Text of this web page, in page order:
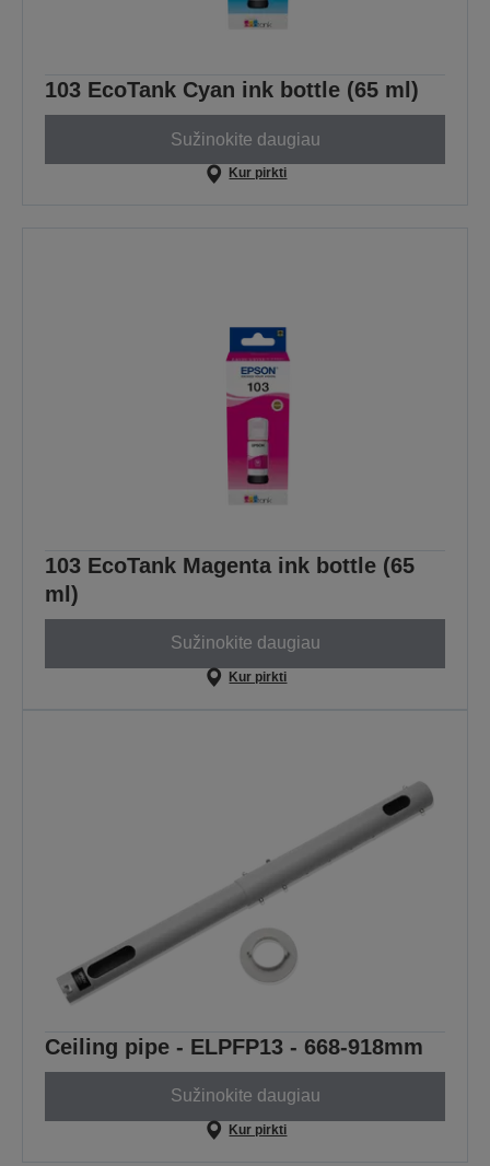
103 EcoTank Cyan ink bottle (65 ml)
Sužinokite daugiau
Kur pirkti
103 EcoTank Magenta ink bottle (65
ml)
Sužinokite daugiau
Kur pirkti
Ceiling pipe - ELPFP13 - 668-918mm
Sužinokite daugiau
Kur pirkti